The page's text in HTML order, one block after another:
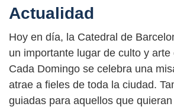
Actualidad
Hoy en día, la Catedral de
un importante lugar de culto y arte
Cada Domingo se celebra una
atrae a fieles de toda la ciudad.
guiadas para aquellos que